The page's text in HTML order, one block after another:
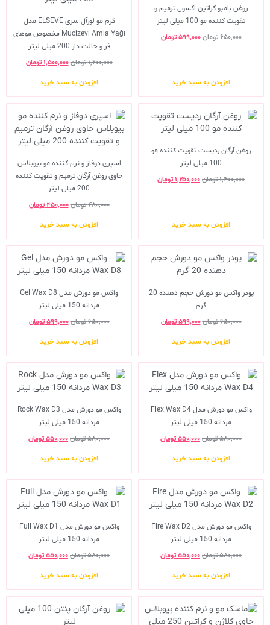
روغن بامبو کراتین اکسول ترمیم و
تقویت کننده مو 100 میلی لیتر
۶۵۰,۰۰۰تومان۵۹۹,۰۰۰ تومان
افزودن به سبد خرید
کرم مو لورآل سری ELSEVE مدل
Mucizevi Amla Yağı مخصوص موهای
فر و حالت دار 200 میلی لیتر
۱,۶۰۰,۰۰۰تومان۱,۵۰۰,۰۰۰ تومان
افزودن به سبد خرید
روغن آرگان ردیست تقویت کننده مو
100 میلی لیتر
۱,۴۰۰,۰۰۰تومان۱,۲۵۰,۰۰۰ تومان
افزودن به سبد خرید
اسپری دوفاز و نرم کننده مو بیوبلاس
حاوی روغن آرگان ترمیم و تقویت کننده
200 میلی لیتر
۴۸۰,۰۰۰تومان۴۵۰,۰۰۰ تومان
افزودن به سبد خرید
پودر واکس مو دورش حجم دهنده 20
گرم
۶۵۰,۰۰۰تومان۵۹۹,۰۰۰ تومان
افزودن به سبد خرید
واکس مو دورش مدل Gel Wax D8
مردانه 150 میلی لیتر
۶۵۰,۰۰۰تومان۵۹۹,۰۰۰ تومان
افزودن به سبد خرید
واکس مو دورش مدل Flex Wax D4
مردانه 150 میلی لیتر
۵۸۰,۰۰۰تومان۵۵۰,۰۰۰تومان
افزودن به سبد خرید
واکس مو دورش مدل Rock Wax D3
مردانه 150 میلی لیتر
۵۸۰,۰۰۰تومان۵۵۰,۰۰۰تومان
افزودن به سبد خرید
واکس مو دورش مدل Fire Wax D2
مردانه 150 میلی لیتر
۵۸۰,۰۰۰تومان۵۵۰,۰۰۰تومان
افزودن به سبد خرید
واکس مو دورش مدل Full Wax D1
مردانه 150 میلی لیتر
۵۸۰,۰۰۰تومان۵۵۰,۰۰۰تومان
افزودن به سبد خرید